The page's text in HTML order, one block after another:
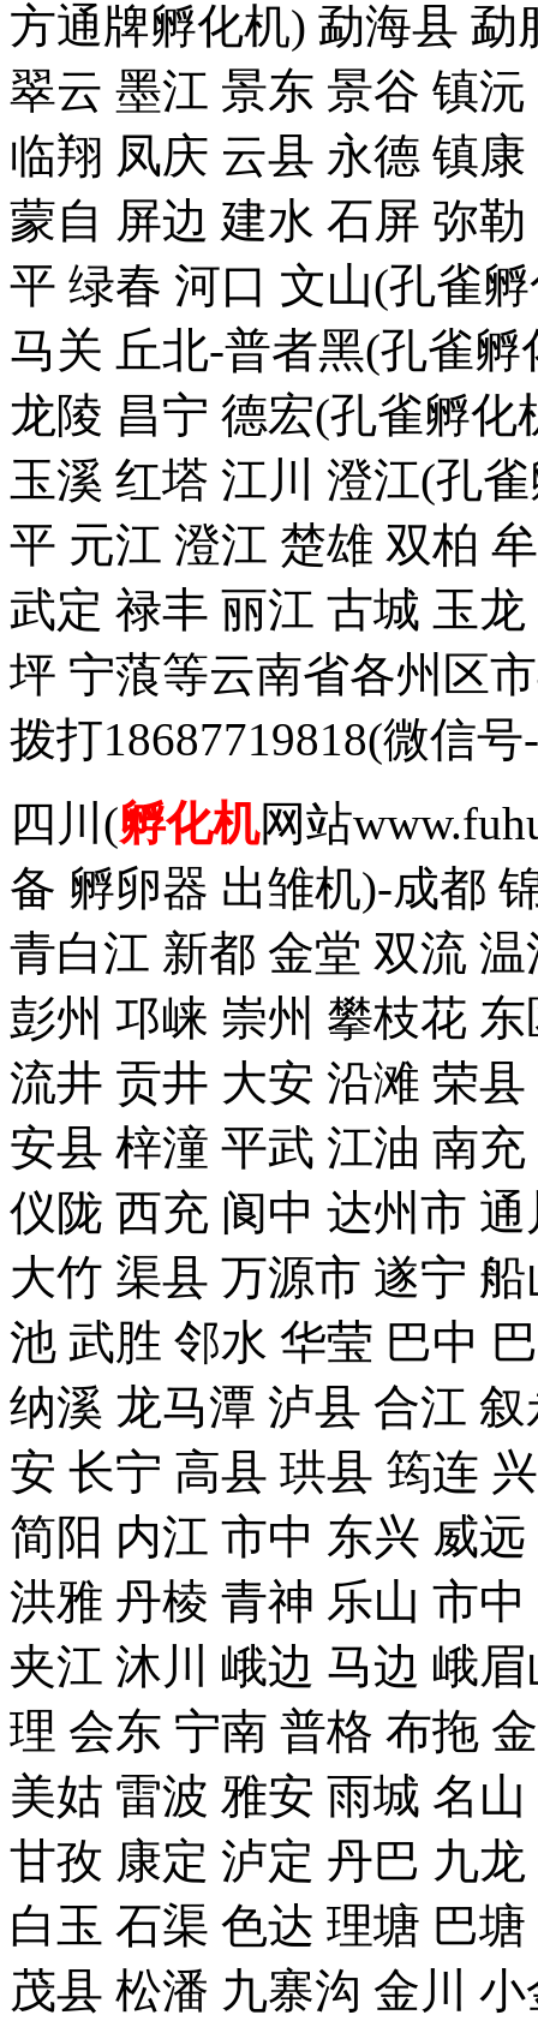
方通牌孵化机) 勐海县
翠云 墨江 景东 景谷 镇
临翔 凤庆 云县 永德 镇
蒙自 屏边 建水 石屏 弥
平 绿春 河口 文山(孔雀
马关 丘北-普者黑(孔雀
龙陵 昌宁 德宏(孔雀孵
玉溪 红塔 江川 澄江(孔
平 元江 澄江 楚雄 双柏
武定 禄丰 丽江 古城 玉
坪 宁蒗等云南省各州区
拨打18687719818(微信
四川(孵化机网站
备 孵卵器 出雏机)-成都
青白江 新都 金堂 双流
彭州 邛崃 崇州 攀枝花
流井 贡井 大安 沿滩 荣
安县 梓潼 平武 江油 南
仪陇 西充 阆中 达州市
大竹 渠县 万源市 遂宁
池 武胜 邻水 华莹 巴中
纳溪 龙马潭 泸县 合江
安 长宁 高县 珙县 筠连
简阳 内江 市中 东兴 威
洪雅 丹棱 青神 乐山 市
夹江 沐川 峨边 马边 峨
理 会东 宁南 普格 布拖
美姑 雷波 雅安 雨城 名
甘孜 康定 泸定 丹巴 九
白玉 石渠 色达 理塘 巴
茂县 松潘 九寨沟 金川